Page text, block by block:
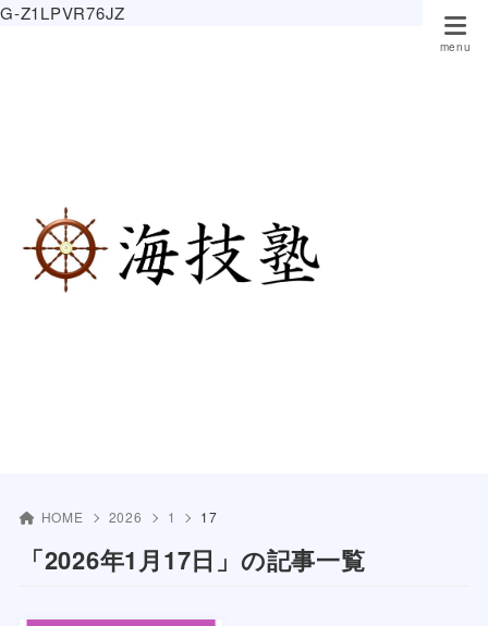
G-Z1LPVR76JZ
HOME 2026 1 17
「2026年1月17日」の記事一覧